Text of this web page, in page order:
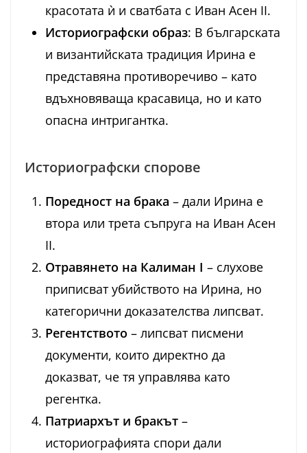
красотата ѝ и сватбата с Иван Асен II.
Историографски образ: В българската
и византийската традиция Ирина е
представяна противоречиво – като
вдъхновяваща красавица, но и като
опасна интригантка.
Историографски спорове
Поредност на брака – дали Ирина е
втора или трета съпруга на Иван Асен
II.
Отравянето на Калиман I – слухове
приписват убийството на Ирина, но
категорични доказателства липсват.
Регентството – липсват писмени
документи, които директно да
доказват, че тя управлява като
регентка.
Патриархът и бракът –
историографията спори дали